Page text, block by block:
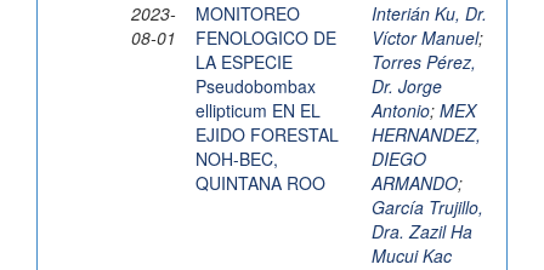
2023-
08-01
MONITOREO
FENOLOGICO DE
LA ESPECIE
Pseudobombax
ellipticum EN EL
EJIDO FORESTAL
NOH-BEC,
QUINTANA ROO
Interián Ku, Dr.
Víctor Manuel;
Torres Pérez,
Dr. Jorge
Antonio; MEX
HERNANDEZ,
DIEGO
ARMANDO;
García Trujillo,
Dra. Zazil Ha
Mucui Kac